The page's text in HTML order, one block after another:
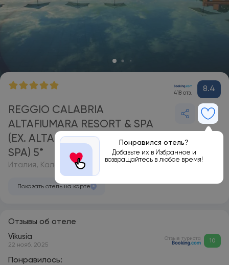
418 отз. 8.4
REGGIO CALABRIA
ALTAFIUMARA RESORT & SPA
(EX. ALTAFIUMARA RESORT &
SPA) 5*
Понравился отель?
Добавьте их в Избранное и
возвращайтесь в любое время!
Италия, Калабрия
Показать отель на карте
Отзывы об отеле
Vikusia
22 нояб. 2025
Отзыв туриста 10
Понравилось: